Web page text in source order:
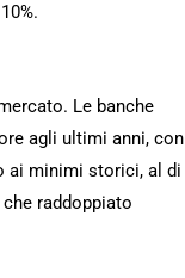
Le banche
agli ultimi anni, con
ai minimi storici, al di
raddoppiato